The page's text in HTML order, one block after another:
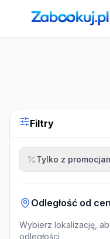
Strona główna ›
Filtry
Tylko z
Odległość od
Wybierz lokalizację,
odległości